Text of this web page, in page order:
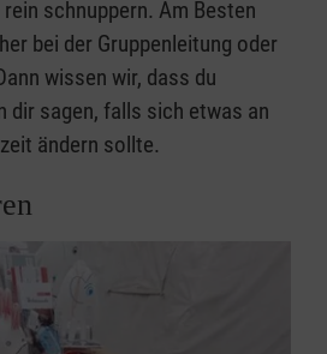
schnuppern. Am Besten
bei der Gruppenleitung oder
wissen wir, dass du
dir sagen, falls sich etwas an
ändern sollte.